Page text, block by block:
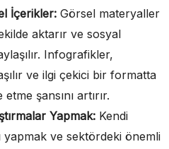
İçerikler: Görsel materyaller
aktarır ve sosyal
Infografikler,
ve ilgi çekici bir formatta
şansını artırır.
Yapmak: Kendi
yapmak ve sektördeki önemli